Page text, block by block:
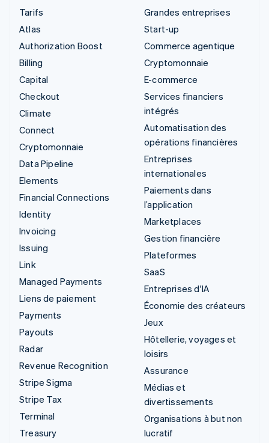
Tarifs
Atlas
Authorization Boost
Billing
Capital
Checkout
Climate
Connect
Cryptomonnaie
Data Pipeline
Elements
Financial Connections
Identity
Invoicing
Issuing
Link
Managed Payments
Liens de paiement
Payments
Payouts
Radar
Revenue Recognition
Stripe Sigma
Stripe Tax
Terminal
Treasury
Grandes entreprises
Start-up
Commerce agentique
Cryptomonnaie
E-commerce
Services financiers
intégrés
Automatisation des
opérations financières
Entreprises
internationales
Paiements dans
l’application
Marketplaces
Gestion financière
Plateformes
SaaS
Entreprises d'IA
Économie des créateurs
Jeux
Hôtellerie, voyages et
loisirs
Assurance
Médias et
divertissements
Organisations à but non
lucratif